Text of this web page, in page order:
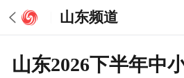
山东频道
山东2026下半年中